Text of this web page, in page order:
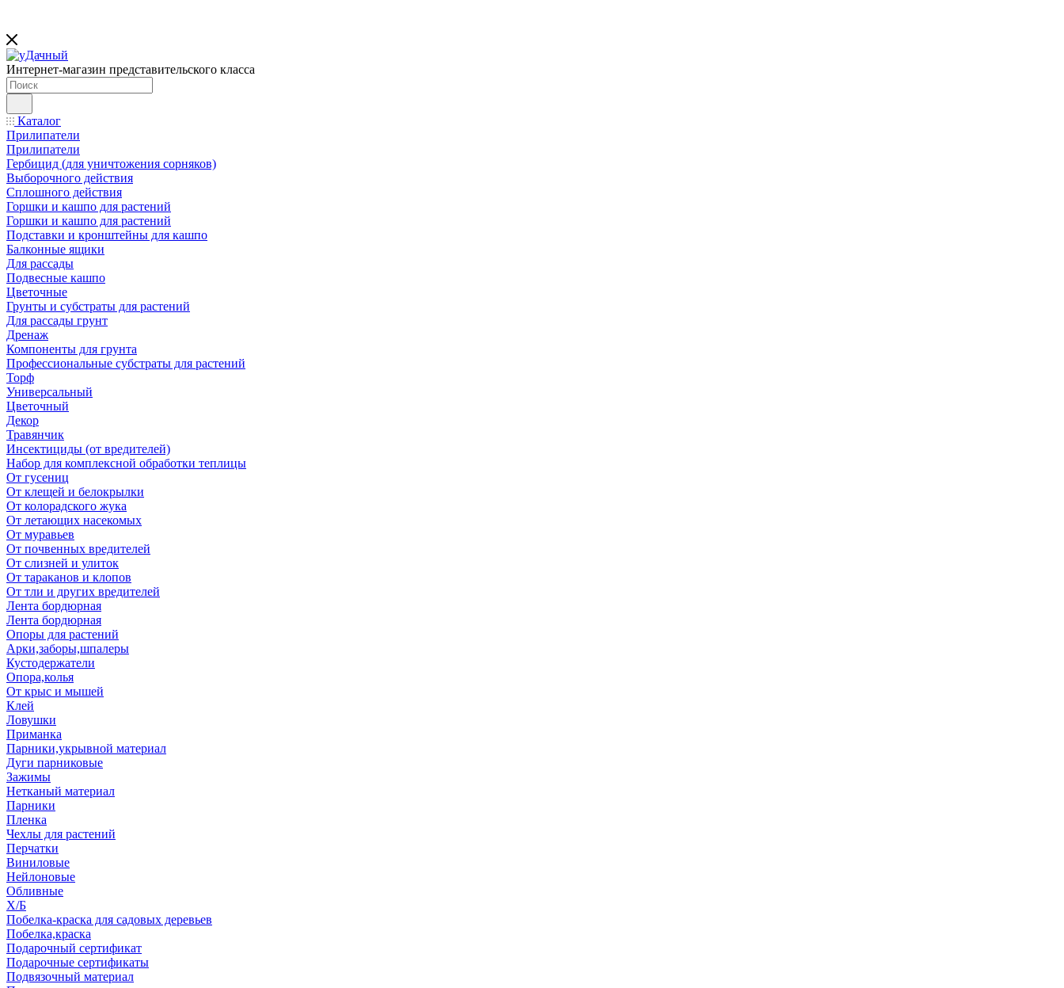
Интернет-магазин представительского класса
Каталог
Прилипатели
Прилипатели
Гербицид (для уничтожения сорняков)
Выборочного действия
Сплошного действия
Горшки и кашпо для растений
Горшки и кашпо для растений
Подставки и кронштейны для кашпо
Балконные ящики
Для рассады
Подвесные кашпо
Цветочные
Грунты и субстраты для растений
Для рассады грунт
Дренаж
Компоненты для грунта
Профессиональные субстраты для растений
Торф
Универсальный
Цветочный
Декор
Травянчик
Инсектициды (от вредителей)
Набор для комплексной обработки теплицы
От гусениц
От клещей и белокрылки
От колорадского жука
От летающих насекомых
От муравьев
От почвенных вредителей
От слизней и улиток
От тараканов и клопов
От тли и других вредителей
Лента бордюрная
Лента бордюрная
Опоры для растений
Арки,заборы,шпалеры
Кустодержатели
Опора,колья
От крыс и мышей
Клей
Ловушки
Приманка
Парники,укрывной материал
Дуги парниковые
Зажимы
Нетканый материал
Парники
Пленка
Чехлы для растений
Перчатки
Виниловые
Нейлоновые
Обливные
Х/Б
Побелка-краска для садовых деревьев
Побелка,краска
Подарочный сертификат
Подарочные сертификаты
Подвязочный материал